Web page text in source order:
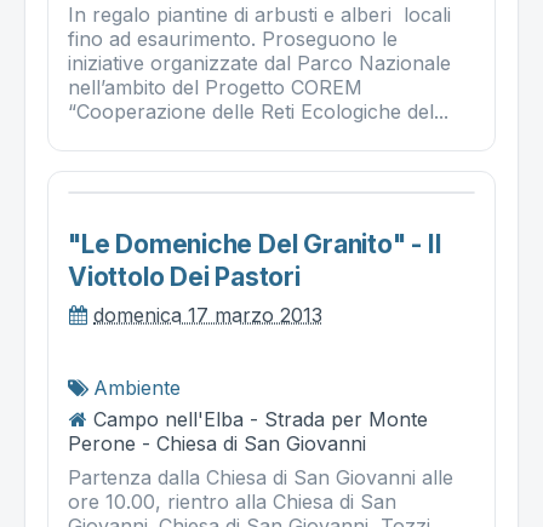
In regalo piantine di arbusti e alberi locali
fino ad esaurimento. Proseguono le
iniziative organizzate dal Parco Nazionale
nell’ambito del Progetto COREM
“Cooperazione delle Reti Ecologiche del...
"le Domeniche Del Granito" - Il
Viottolo Dei Pastori
domenica 17 marzo 2013
Ambiente
Campo nell'Elba - Strada per Monte
Perone - Chiesa di San Giovanni
Partenza dalla Chiesa di San Giovanni alle
ore 10.00, rientro alla Chiesa di San